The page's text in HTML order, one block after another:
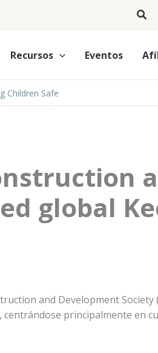
Recursos Eventos
Children Safe
global
and Development Society
principalmente en